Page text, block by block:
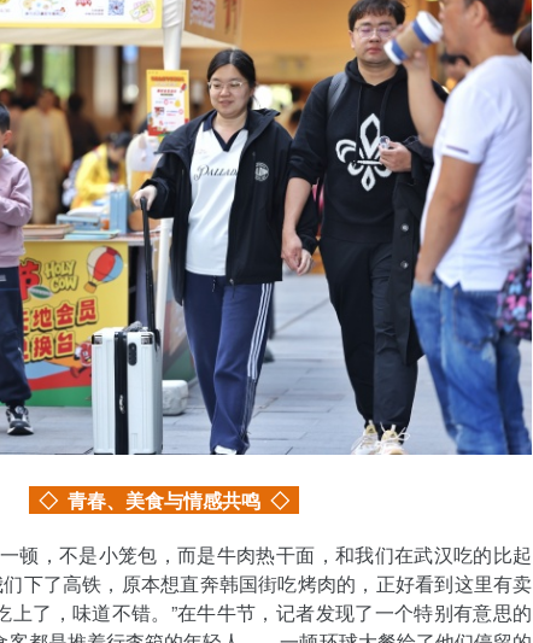
◇ 青春、美食与情感共鸣 ◇
顿，不是小笼包，而是牛肉热干面，和我们在武汉吃的比起
们下了高铁，原本想直奔韩国街吃烤肉的，正好看到这里有卖
上了，味道不错。”在牛牛节，记者发现了一个特别有意思的